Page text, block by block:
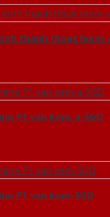
thanh thoat hiem-
P1 van kem-a-SGD
P1 van kem-SGD